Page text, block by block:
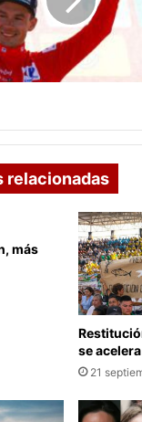
relacionadas
más
se
21